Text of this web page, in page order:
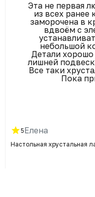
Эта не первая
из всех ранее
заморочена в
вдвоём с
небольшой
Детали
лишней
Все таки
Пока
5Елена
Настольная хрустальная